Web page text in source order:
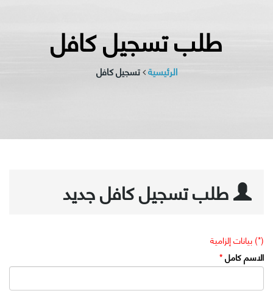
طلب تسجيل كافل
الرئيسية تسجيل كافل
طلب تسجيل كافل جديد
(*) بيانات إلزامية
الاسم كامل *